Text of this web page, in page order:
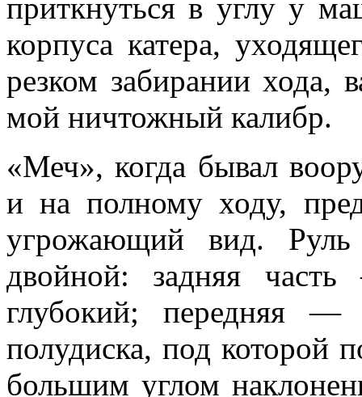
приткнуться в углу у
корпуса катера,
резком забира­нии хода,
мой ничтожный калибр.
«Меч», когда бывал
и на полному ходу,
угрожающий вид.
двойной: задняя
глубокий; пе­редняя —
полу­диска, под которой
большим углом